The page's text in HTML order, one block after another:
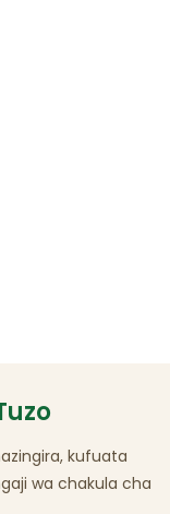
kufuata
wa chakula cha